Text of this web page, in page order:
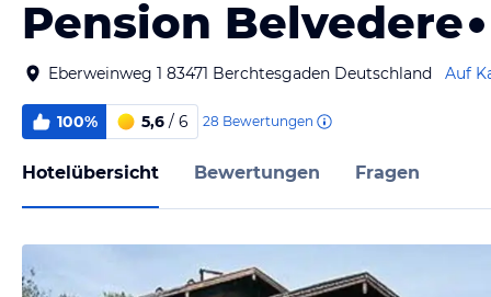
Pension Belvedere
Eberweinweg 1 83471 Berchtesgaden Deutschland Auf
100% 5,6 / 6 28 Bewertungen
Hotelübersicht Bewertungen Fragen